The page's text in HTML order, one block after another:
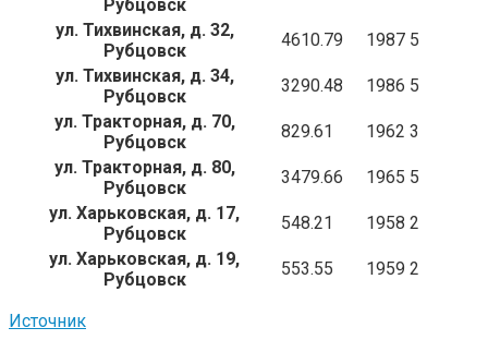
Рубцовск
ул. Тихвинская, д. 32,
Рубцовск
4610.79 1987 5
ул. Тихвинская, д. 34,
Рубцовск
3290.48 1986 5
ул. Тракторная, д. 70,
Рубцовск
829.61 1962 3
ул. Тракторная, д. 80,
Рубцовск
3479.66 1965 5
ул. Харьковская, д. 17,
Рубцовск
548.21 1958 2
ул. Харьковская, д. 19,
Рубцовск
553.55 1959 2
Источник